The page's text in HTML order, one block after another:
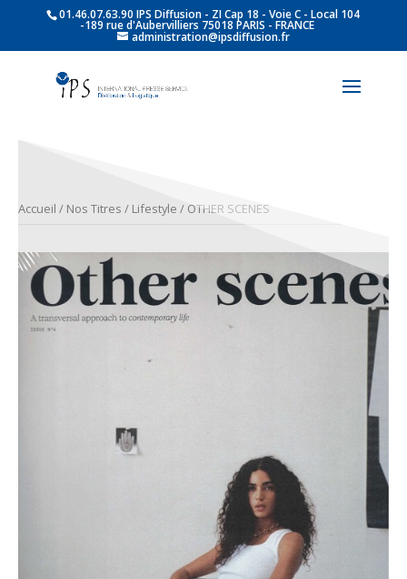
01.46.07.63.90 IPS Diffusion - ZI Cap 18 - Voie C - Local 104
-189 rue d'Aubervilliers 75018 PARIS - FRANCE
administration@ipsdiffusion.fr
Accueil / Nos Titres / Lifestyle / OTHER SCENES